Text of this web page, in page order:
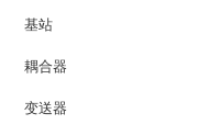
基站
耦合器
变送器